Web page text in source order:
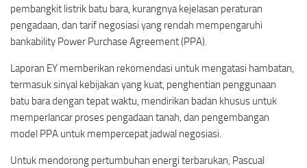
pembangkit listrik batu bara, kurangnya kejelasan peraturan
pengadaan, dan tarif negosiasi yang rendah mempengaruhi
bankability Power Purchase Agreement (PPA).
Laporan EY memberikan rekomendasi untuk mengatasi hambatan,
termasuk sinyal kebijakan yang kuat, penghentian penggunaan
batu bara dengan tepat waktu, mendirikan badan khusus untuk
memperlancar proses pengadaan tanah, dan pengembangan
model PPA untuk mempercepat jadwal negosiasi.
Untuk mendorong pertumbuhan energi terbarukan, Pascual